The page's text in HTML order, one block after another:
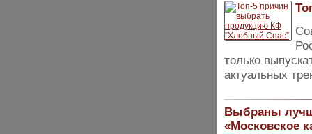
только
актуальных
Выбраны
«Московское